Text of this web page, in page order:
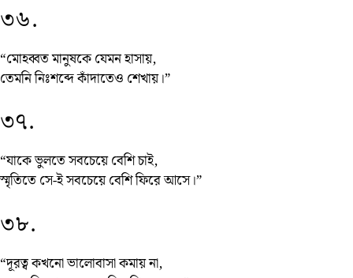
৩৬.
“মোহব্বত মানুষকে যেমন হাসায়,
তেমনি নিঃশব্দে কাঁদাতেও শেখায়।”
৩৭.
“যাকে ভুলতে সবচেয়ে বেশি চাই,
স্মৃতিতে সে-ই সবচেয়ে বেশি ফিরে আসে।”
৩৮.
“দূরত্ব কখনো ভালোবাসা কমায় না,